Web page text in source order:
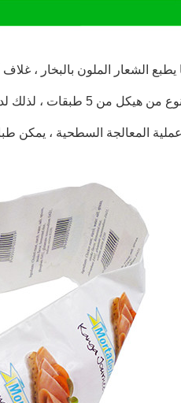
يطبع الشعار الملون بالبخار ،
من 5 طبقات ، لذلك لديه أداء توتر وانكماش كافٍ.
المعالجة السطحية ، يمكن